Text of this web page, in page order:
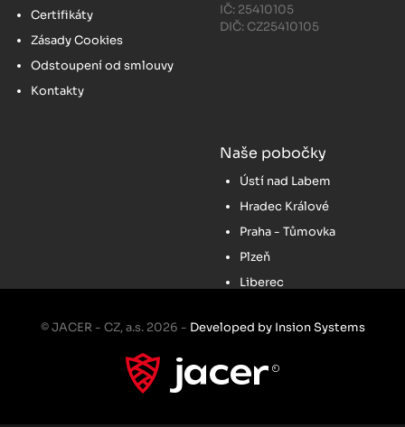
Certifikáty
Zásady Cookies
Odstoupení od smlouvy
Kontakty
IČ: 25410105
DIČ: CZ25410105
Naše pobočky
Ústí nad Labem
Hradec Králové
Praha - Tůmovka
Plzeň
Liberec
© JACER - CZ, a.s. 2026 - Developed by Insion Systems